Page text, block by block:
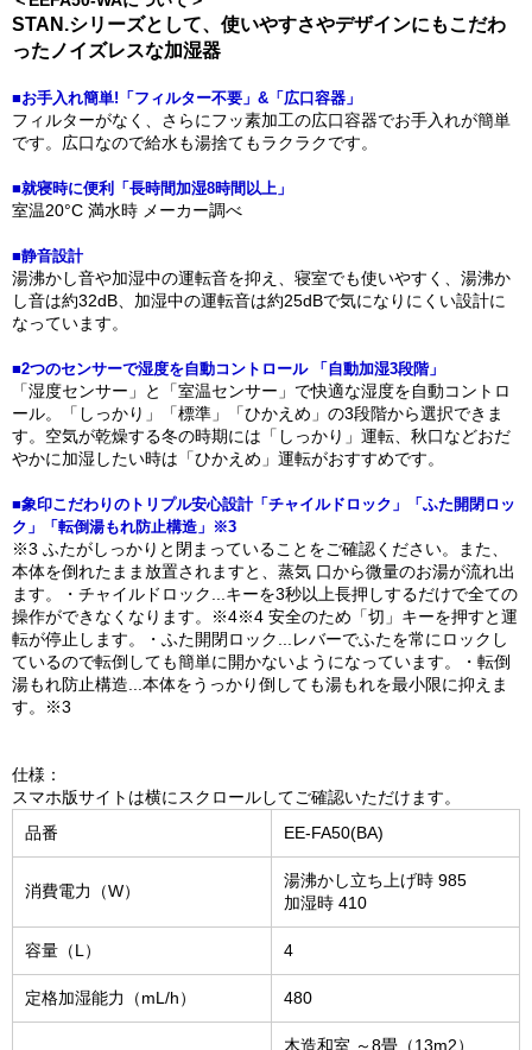
STAN.シリーズとして、使いやすさやデザインにもこだわ
ったノイズレスな加湿器
■お手入れ簡単!「フィルター不要」&「広口容器」
フィルターがなく、さらにフッ素加工の広口容器でお手入れが簡単
です。広口なので給水も湯捨てもラクラクです。
■就寝時に便利「長時間加湿8時間以上」
室温20°C 満水時 メーカー調べ
■静音設計
湯沸かし音や加湿中の運転音を抑え、寝室でも使いやすく、湯沸か
し音は約32dB、加湿中の運転音は約25dBで気になりにくい設計に
なっています。
■2つのセンサーで湿度を自動コントロール 「自動加湿3段階」
「湿度センサー」と「室温センサー」で快適な湿度を自動コントロ
ール。「しっかり」「標準」「ひかえめ」の3段階から選択できま
す。空気が乾燥する冬の時期には「しっかり」運転、秋口などおだ
やかに加湿したい時は「ひかえめ」運転がおすすめです。
■象印こだわりのトリプル安心設計「チャイルドロック」「ふた開閉ロッ
ク」「転倒湯もれ防止構造」※3
※3 ふたがしっかりと閉まっていることをご確認ください。また、
本体を倒れたまま放置されますと、蒸気 口から微量のお湯が流れ出
ます。・チャイルドロック...キーを3秒以上長押しするだけで全ての
操作ができなくなります。※4※4 安全のため「切」キーを押すと運
転が停止します。・ふた開閉ロック...レバーでふたを常にロックし
ているので転倒しても簡単に開かないようになっています。・転倒
湯もれ防止構造...本体をうっかり倒しても湯もれを最小限に抑えま
す。※3
仕様：
スマホ版サイトは横にスクロールしてご確認いただけます。
品番
EE-FA50(BA)
消費電力（W）
湯沸かし立ち上げ時 985
加湿時 410
容量（L） 4
定格加湿能力（mL/h） 480
木造和室 ～8畳（13m2）